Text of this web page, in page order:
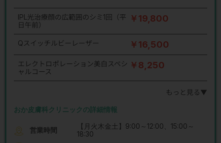
IPL光治療顔の広範囲のシミ1回（平
日午前）
￥19,800
Qスイッチルビーレーザー ￥16,500
エレクトロポレーション美白スペシ
ャルコース
￥8,250
もっと見る▼
おか皮膚科クリニックの詳細情報
営業時間
【月火木金土】9:00～12:00、15:00～
18:30